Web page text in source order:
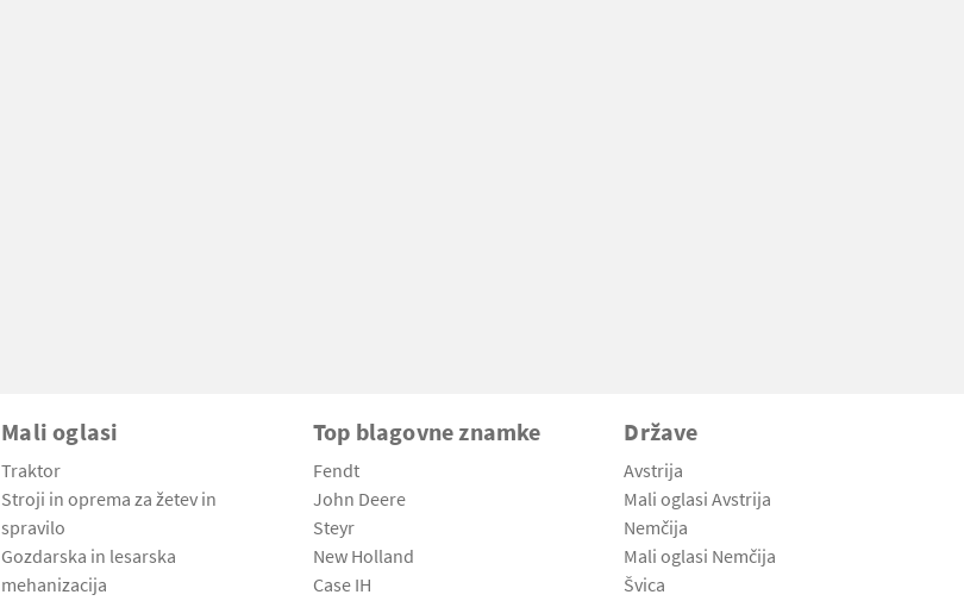
Mali oglasi
Traktor
Stroji in oprema za žetev in
spravilo
Gozdarska in lesarska
mehanizacija
Top blagovne znamke
Fendt
John Deere
Steyr
New Holland
Case IH
Države
Avstrija
Mali oglasi Avstrija
Nemčija
Mali oglasi Nemčija
Švica